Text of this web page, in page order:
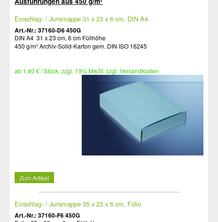
Einschlag- / Jurismappe 31 x 23 x 6 cm, DIN A4
Art.-Nr.: 37160-D6 450G
DIN A4 31 x 23 cm, 6 cm Füllhöhe
450 g/m² Archiv-Solid-Karton gem. DIN ISO 16245
ab 1,40 € / Stück zzgl. 19% MwSt. zzgl. Versandkosten
Zum Artikel
Einschlag- / Jurismappe 35 x 23 x 6 cm, Folio
Art.-Nr.: 37160-F6 450G